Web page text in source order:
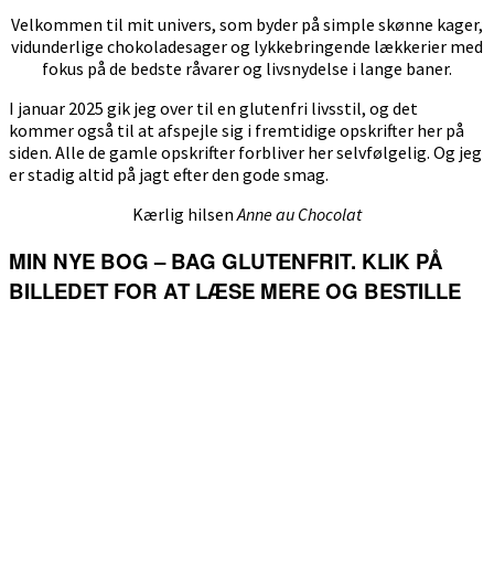
Velkommen til mit univers, som byder på simple skønne kager,
vidunderlige chokoladesager og lykkebringende lækkerier med
fokus på de bedste råvarer og livsnydelse i lange baner.
I januar 2025 gik jeg over til en glutenfri livsstil, og det
kommer også til at afspejle sig i fremtidige opskrifter her på
siden. Alle de gamle opskrifter forbliver her selvfølgelig. Og jeg
er stadig altid på jagt efter den gode smag.
Kærlig hilsenAnne au Chocolat
MIN NYE BOG – BAG GLUTENFRIT. KLIK PÅ
BILLEDET FOR AT LÆSE MERE OG BESTILLE